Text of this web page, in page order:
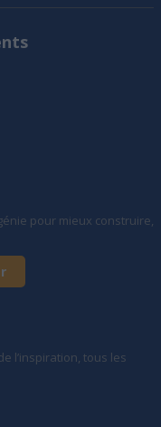
pour mieux construire,
l’inspiration, tous les